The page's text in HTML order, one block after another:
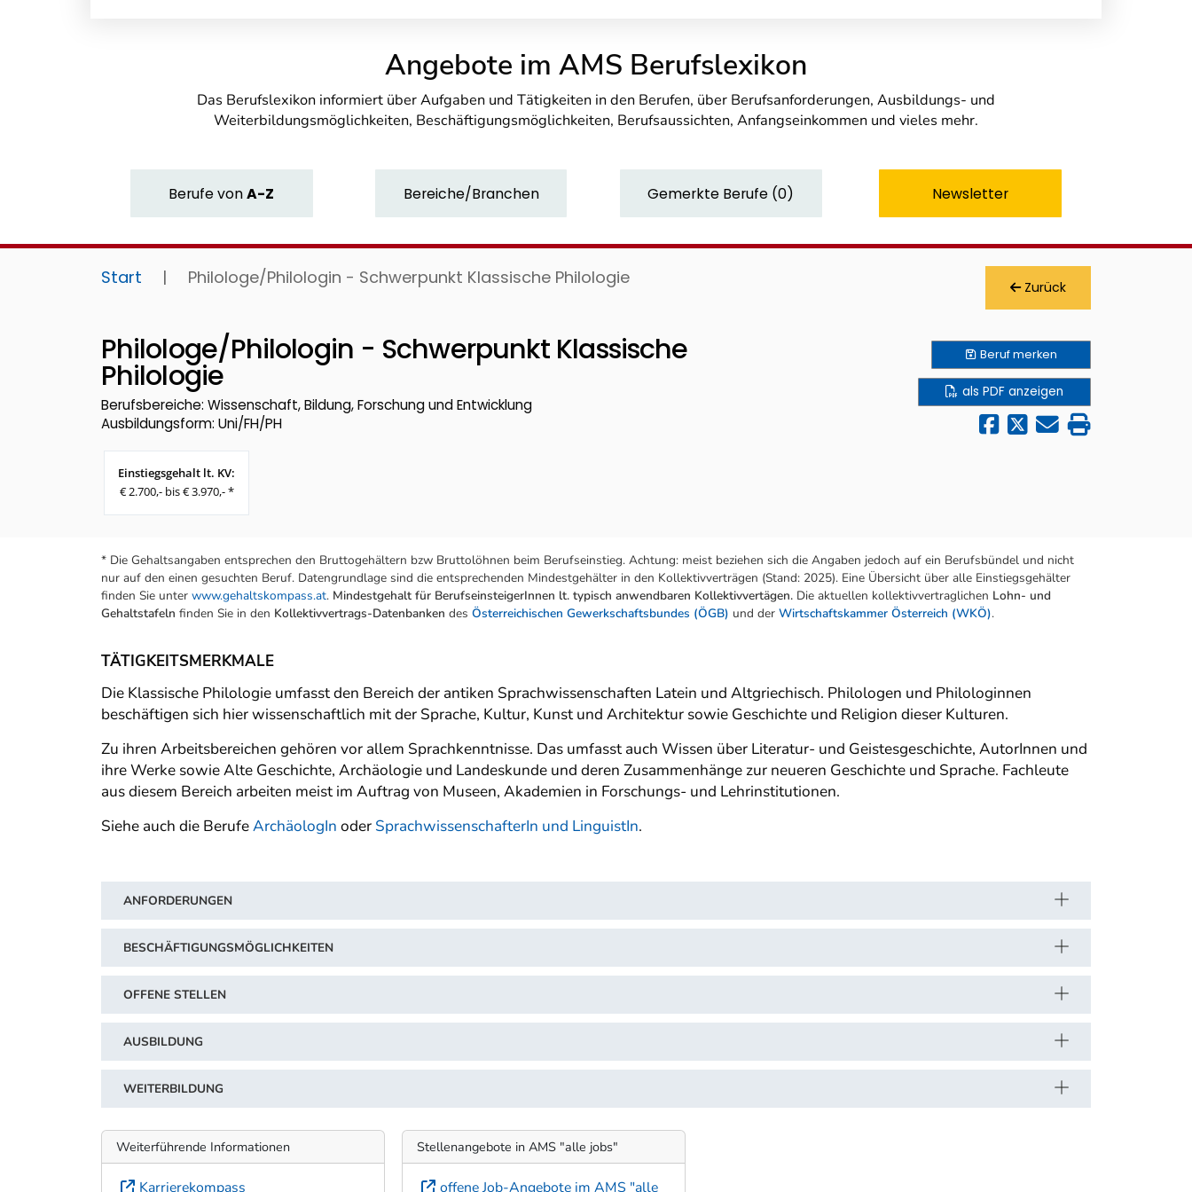
Angebote im AMS Berufslexikon
Das Berufslexikon informiert über Aufgaben und Tätigkeiten in den Berufen, über Berufsanforderungen, Ausbildungs- und
Weiterbildungsmöglichkeiten, Beschäftigungsmöglichkeiten, Berufsaussichten, Anfangseinkommen und vieles mehr.
BerufevonA-Z Bereiche/Branchen Gemerkte Berufe (0) Newsletter
Start | Philologe/Philologin - Schwerpunkt Klassische Philologie Zurück
Philologe/Philologin - Schwerpunkt Klassische
Philologie
Berufsbereiche: Wissenschaft, Bildung, Forschung und Entwicklung
Ausbildungsform: Uni/FH/PH
Einstiegsgehalt lt. KV:
€ 2.700,- bis € 3.970,- *
Berufmerken
als PDF anzeigen
* Die Gehaltsangaben entsprechen den Bruttogehältern bzw Bruttolöhnen beim Berufseinstieg. Achtung: meist beziehen sich die Angaben jedoch auf ein Berufsbündel und nicht
nur auf den einen gesuchten Beruf. Datengrundlage sind die entsprechenden Mindestgehälter in den Kollektivverträgen (Stand: 2025). Eine Übersicht über alle Einstiegsgehälter
finden Sie unter www.gehaltskompass.at. Mindestgehalt für BerufseinsteigerInnen lt. typisch anwendbaren Kollektivvertägen. Die aktuellen kollektivvertraglichen Lohn- und
Gehaltstafeln finden Sie in den Kollektivvertrags-Datenbanken des Österreichischen Gewerkschaftsbundes (ÖGB) und der Wirtschaftskammer Österreich (WKÖ).
TÄTIGKEITSMERKMALE
Die Klassische Philologie umfasst den Bereich der antiken Sprachwissenschaften Latein und Altgriechisch. Philologen und Philologinnen
beschäftigen sich hier wissenschaftlich mit der Sprache, Kultur, Kunst und Architektur sowie Geschichte und Religion dieser Kulturen.
Zu ihren Arbeitsbereichen gehören vor allem Sprachkenntnisse. Das umfasst auch Wissen über Literatur- und Geistesgeschichte, AutorInnen und
ihre Werke sowie Alte Geschichte, Archäologie und Landeskunde und deren Zusammenhänge zur neueren Geschichte und Sprache. Fachleute
aus diesem Bereich arbeiten meist im Auftrag von Museen, Akademien in Forschungs- und Lehrinstitutionen.
Siehe auch die BerufeArchäologIn oder SprachwissenschafterIn und LinguistIn.
ANFORDERUNGEN
BESCHÄFTIGUNGSMÖGLICHKEITEN
OFFENE STELLEN
AUSBILDUNG
WEITERBILDUNG
Weiterführende Informationen
Karrierekompass
Stellenangebote in AMS "alle jobs"
offene Job-Angebote im AMS "alle